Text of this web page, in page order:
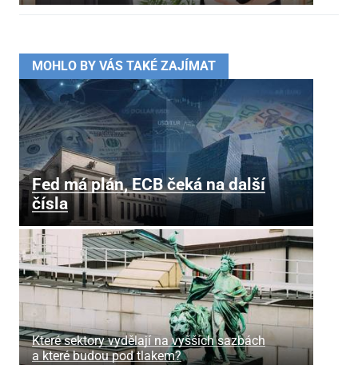
MOHLO BY VÁS TAKÉ ZAJÍMAT
Fed má plán, ECB čeká na další
čísla
Které sektory vydělají na vyšších sazbách
a které budou pod tlakem?